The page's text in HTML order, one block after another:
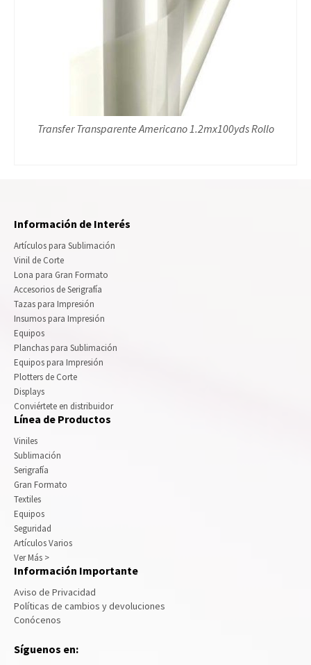
Transfer Transparente Americano 1.2mx100yds Rollo
Información de Interés
Artículos para Sublimación
Vinil de Corte
Lona para Gran Formato
Accesorios de Serigrafía
Tazas para Impresión
Insumos para Impresión
Equipos
Planchas para Sublimación
Equipos para Impresión
Plotters de Corte
Displays
Conviértete en distribuidor
Línea de Productos
Viniles
Sublimación
Serigrafía
Gran Formato
Textiles
Equipos
Seguridad
Artículos Varios
Ver Más >
Información Importante
Aviso de Privacidad
Políticas de cambios y devoluciones
Conócenos
Síguenos en: